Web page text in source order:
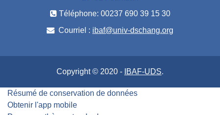
Téléphone: 00237 690 39 15 30
Courriel : ibaf@univ-dschang.org
Copyright © 2020 - IBAF-UDS.
Résumé de conservation de données
Obtenir l'app mobile